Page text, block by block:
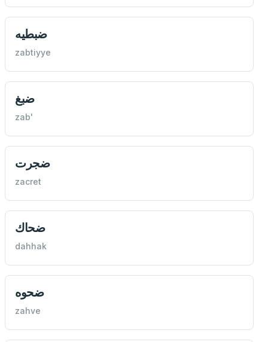
ضبطيه
zabtiyye
ضبغ
zab'
ضجرت
zacret
ضحاك
dahhak
ضحوه
zahve